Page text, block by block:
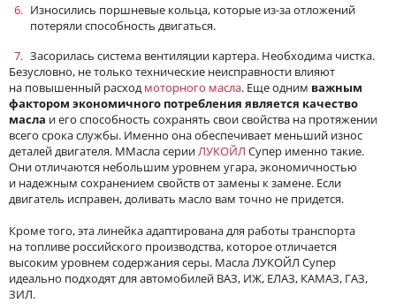
Износились поршневые кольца, которые из-за отложений
потеряли способность двигаться.
Засорилась система вентиляции картера. Необходима чистка.
Безусловно, не только технические неисправности влияют
на повышенный расход моторного масла. Ещe одним важным
фактором экономичного потребления является качество
масла и его способность сохранять свои свойства на протяжении
всего срока службы. Именно она обеспечивает меньший износ
деталей двигателя. ММасла серии ЛУКОЙЛ Супер именно такие.
Они отличаются небольшим уровнем угара, экономичностью
и надeжным сохранением свойств от замены к замене. Если
двигатель исправен, доливать масло вам точно не придeтся.
Кроме того, эта линейка адаптирована для работы транспорта
на топливе российского производства, которое отличается
высоким уровнем содержания серы. Масла ЛУКОЙЛ Супер
идеально подходят для автомобилей ВАЗ, ИЖ, ЕЛАЗ, КАМАЗ, ГАЗ,
ЗИЛ.